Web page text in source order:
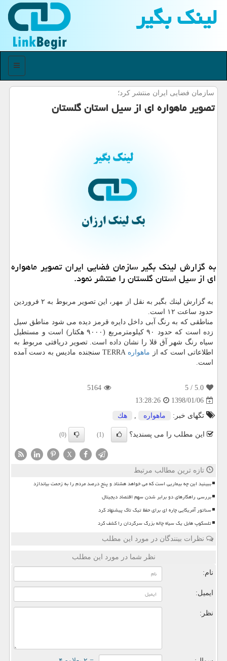
لینك بگیر
منو
سازمان فضایی ایران منتشر كرد؛
تصویر ماهواره ای از سیل استان گلستان
به گزارش لینك بگیر سازمان فضایی ایران تصویر ماهواره
ای از سیل استان گلستان را منتشر نمود.
به گزارش لینك بگیر به نقل از مهر، این تصویر مربوط به ۲ فروردین
حدود ساعت ۱۲ است.
مناطقی كه به رنگ آبی داخل دایره قرمز دیده می شود مناطق سیل
زده است كه حدود ۹۰ كیلومترمربع (۹۰۰۰ هكتار) است و مستطیل
سیاه رنگ شهر آق قلا را نشان داده است. ‏تصویر دریافتی مربوط به
اطلاعاتی است كه از ماهواره
TERRA سنجنده مادیس به دست آمده
است.
5.0
/ 5
5164
1398/01/06
13:28:26
تگهای خبر:
ماهواره , هك
این مطلب را می پسندید؟ (1)
(0)
X
تازه ترین مطالب مرتبط
ببینید این چه بیماریی است که می خواهد هشتاد و پنج درصد مردم را به زحمت بیاندازد
بررسی راهکارهای دو برابر شدن سهم اقتصاد دیجیتال
سناتور آمریکایی چاره ای برای حفظ تیک تاک پیشنهاد کرد
تلسکوپ هابل یک سیاه چاله بزرگ سرگردان را کشف کرد
نظرات بینندگان در مورد این مطلب
نظر شما در مورد این مطلب
نام:
ایمیل:
نظر: